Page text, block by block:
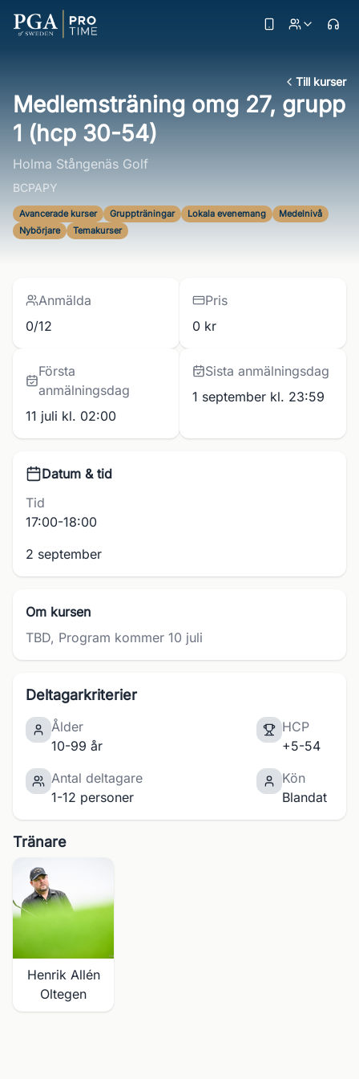
Till kurser
Medlemsträning omg 27, grupp
1 (hcp 30-54)
Holma Stångenäs Golf
BCPAPY
Avancerade kurser Gruppträningar Lokala evenemang
Medelnivå
Nybörjare
Temakurser
Anmälda
0/12
Pris
0 kr
Första
anmälningsdag
11 juli kl. 02:00
Sista anmälningsdag
1 september kl. 23:59
Datum & tid
Tid
17:00-18:00
2 september
Om kursen
TBD, Program kommer 10 juli
Deltagarkriterier
Ålder
10-99 år
HCP
+5-54
Antal deltagare
1-12 personer
Kön
Blandat
Tränare
Henrik Allén
Oltegen